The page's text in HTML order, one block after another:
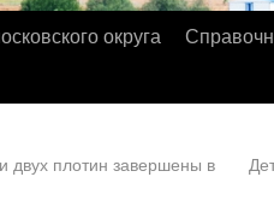
округа
двух плотин завершены в